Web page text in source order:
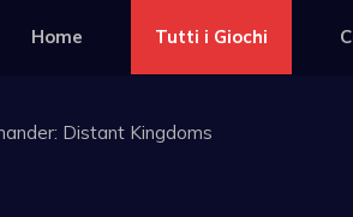
Home Tutti i Giochi
Distant Kingdoms